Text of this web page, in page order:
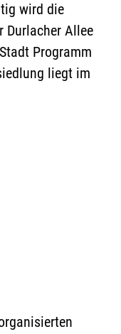
wird die
Durlacher Allee
Programm
liegt im